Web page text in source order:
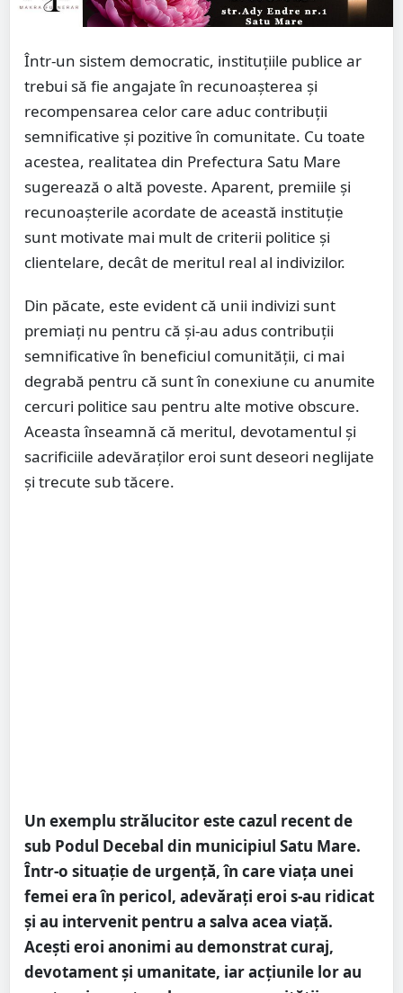
Într-un sistem democratic, instituțiile publice ar
trebui să fie angajate în recunoașterea și
recompensarea celor care aduc contribuții
semnificative și pozitive în comunitate. Cu toate
acestea, realitatea din Prefectura Satu Mare
sugerează o altă poveste. Aparent, premiile și
recunoașterile acordate de această instituție
sunt motivate mai mult de criterii politice și
clientelare, decât de meritul real al indivizilor.
Din păcate, este evident că unii indivizi sunt
premiați nu pentru că și-au adus contribuții
semnificative în beneficiul comunității, ci mai
degrabă pentru că sunt în conexiune cu anumite
cercuri politice sau pentru alte motive obscure.
Aceasta înseamnă că meritul, devotamentul și
sacrificiile adevăraților eroi sunt deseori neglijate
și trecute sub tăcere.
Un exemplu strălucitor este cazul recent de
sub Podul Decebal din municipiul Satu Mare.
Într-o situație de urgență, în care viața unei
femei era în pericol, adevărați eroi s-au ridicat
și au intervenit pentru a salva acea viață.
Acești eroi anonimi au demonstrat curaj,
devotament și umanitate, iar acțiunile lor au